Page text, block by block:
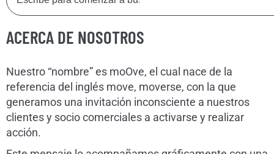
ACERCA DE NOSOTROS
Nuestro “nombre” es moOve, el cual nace de la
referencia del inglés move, moverse, con la que
generamos una invitación inconsciente a nuestros
clientes y socio comerciales a activarse y realizar
acción.